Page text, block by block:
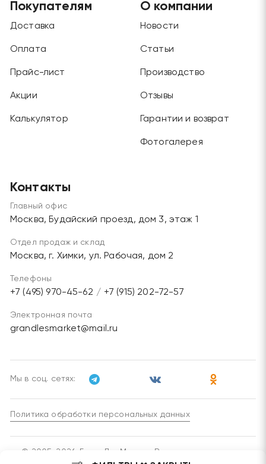
Покупателям
Доставка
Оплата
Прайс-лист
Акции
Калькулятор
О компании
Новости
Статьи
Производство
Отзывы
Гарантии и возврат
Фотогалерея
Контакты
Главный офис
Москва, Будайский проезд, дом 3, этаж 1
Отдел продаж и склад
Москва, г. Химки, ул. Рабочая, дом 2
Телефоны
+7 (495) 970-45-62 / +7 (915) 202-72-57
Электронная почта
grandlesmarket@mail.ru
© 2005-2026, ГрандЛесМаркет. Все права защищены.
Политика обработки персональных данных
Мы в соц. сетях: